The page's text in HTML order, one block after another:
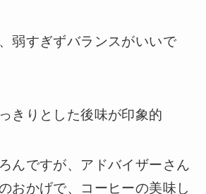
弱すぎずバランスがいいで
きりとした後味が印象的
んですが、アドバイザーさん
おかげで、コーヒーの美味し